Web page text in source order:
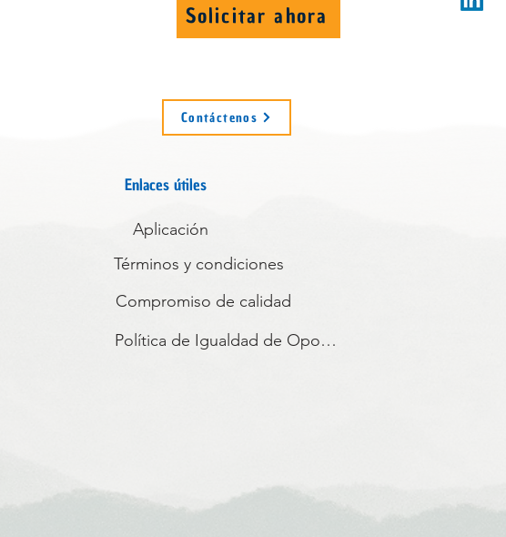
Solicitar ahora
Contáctenos
Enlaces útiles
Aplicación
Términos y condiciones
Compromiso de calidad
Política de Igualdad de Oportunidades